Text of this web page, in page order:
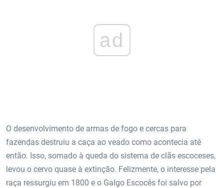
ad
O desenvolvimento de armas de fogo e cercas para
fazendas destruiu a caça ao veado como acontecia até
então. Isso, somado à queda do sistema de clãs escoceses,
levou o cervo quase à extinção. Felizmente, o interesse pela
raça ressurgiu em 1800 e o Galgo Escocês foi salvo por